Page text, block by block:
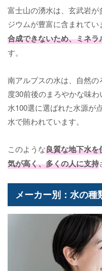
富士山の湧水は、玄武岩
ジウムが豊富に含まれてい
合成できないため、ミネ
す。
南アルプスの水は、自然
度30前後のまろやかな味
水100選に選ばれた水源が
水で賄われています。
このような良質な地下水
気が高く、多くの人に支持
メーカー別：水の種